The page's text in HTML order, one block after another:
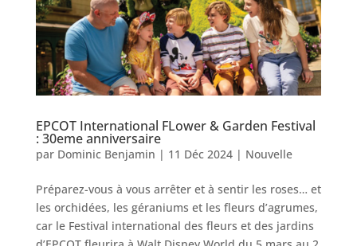
EPCOT International FLower & Garden Festival
: 30eme anniversaire
par Dominic Benjamin | 11 Déc 2024| Nouvelle
Préparez-vous à vous arrêter et à sentir les roses… et
les orchidées, les géraniums et les fleurs d’agrumes,
car le Festival international des fleurs et des jardins